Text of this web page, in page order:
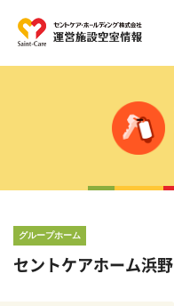
グループホーム
セントケアホーム浜野